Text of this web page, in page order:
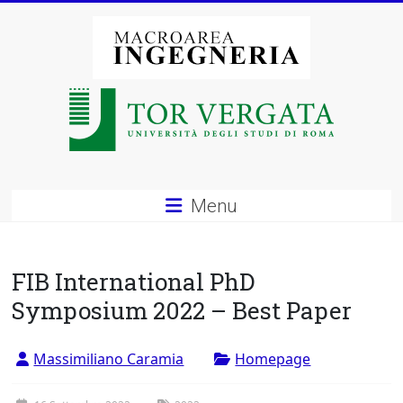
Macroarea
degli
Studi
di
Menu
FIB International PhD
Symposium 2022 – Best Paper
Massimiliano Caramia Homepage